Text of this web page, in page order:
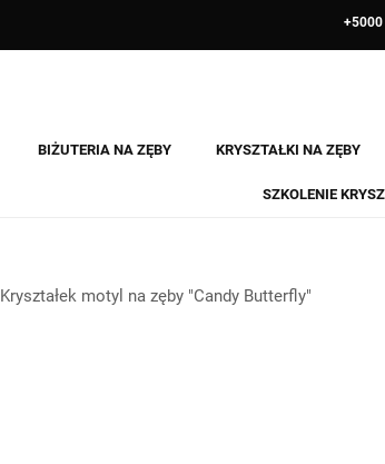
BIŻUTERIA NA ZĘBY KRYSZTAŁKI NA ZĘBY
SZKOLENIE
Kryształek motyl na zęby "Candy Butterfly"